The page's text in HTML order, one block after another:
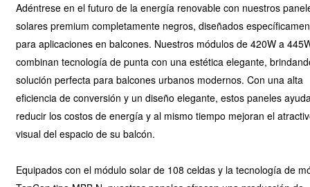
Adéntrese en el futuro de la energía renovable con nuestros
solares premium completamente negros, diseñados
para aplicaciones en balcones. Nuestros módulos de 420W a
combinan tecnología de punta con una estética elegante,
solución perfecta para balcones urbanos modernos. Con una alta
eficiencia de conversión y un diseño elegante, estos paneles
reducir los costos de energía y al mismo tiempo mejoran el
visual del espacio de su balcón.
Equipados con el módulo solar de 108 celdas y la tecnología de